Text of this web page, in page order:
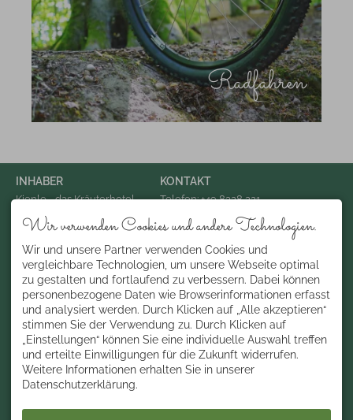
Radfahren
INHABER
Kienle - das Kräuterhotel
Dorfplatz 3
87538 Balderschwang
Deutschland
KONTAKT
Telefon: +49 8328 221
Email: info@hotel-kienle.de
ÜBER UNS
Gelebte Allgäuer und
Bregenzerwälder
Gasthaustradition . Ehrliche
Herzlichkeit und echte
Gastfreundschaft . seit über
200 Jahren
Wir verwenden Cookies und andere Technologien.
Wir und unsere Partner verwenden Cookies und
vergleichbare Technologien, um unsere Webseite optimal
zu gestalten und fortlaufend zu verbessern. Dabei können
personenbezogene Daten wie Browserinformationen erfasst
und analysiert werden. Durch Klicken auf „Alle akzeptieren“
stimmen Sie der Verwendung zu. Durch Klicken auf
„Einstellungen“ können Sie eine individuelle Auswahl treffen
und erteilte Einwilligungen für die Zukunft widerrufen.
Weitere Informationen erhalten Sie in unserer
Datenschutzerklärung.